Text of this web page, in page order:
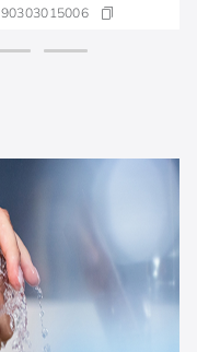
90303015006